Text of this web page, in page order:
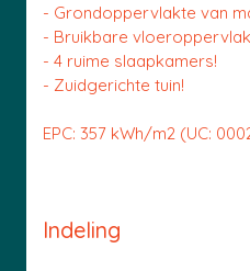
- Grondoppervlakte van
- Bruikbare
- 4 ruime slaapkamers!
- Zuidgerichte tuin!
EPC: 357 kWh/m2 (UC:
Indeling